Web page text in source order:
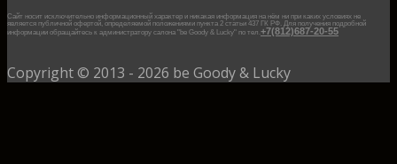
Сайт носит исключительно информационный характер и никакая информация на нём ни при каких условиях не
является публичной офертой, определяемой положениями пункта 2 статьи 437 ГК РФ. Для получения подробной
информации обращайтесь к администратору салона "be Goody & Lucky" по тел. +7(812)687-20-55
Copyright © 2013 - 2026 be Goody & Lucky